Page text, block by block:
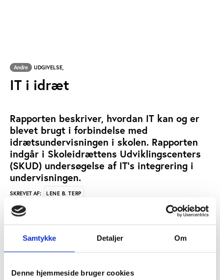
Samtykke Detaljer Om
Denne hjemmeside bruger cookies
Andre UDGIVELSE,
IT i idræt
Rapporten beskriver, hvordan IT kan og er
blevet brugt i forbindelse med
idrætsundervisningen i skolen. Rapporten
indgår i Skoleidrættens Udviklingscenters
(SKUD) undersøgelse af IT's integrering i
undervisningen.
SKREVET AF: LENE B. TERP
NØGLEORD: SUNDHED
ÅBN RAPPORT